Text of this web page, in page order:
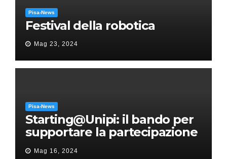
Pisa-News
Festival della robotica
Mag 23, 2024
Pisa-News
Starting@Unipi: il bando per
supportare la partecipazione
all’ERC Starting Grant
Mag 16, 2024